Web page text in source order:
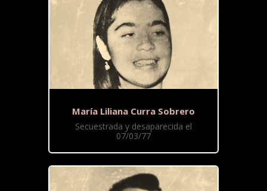
María Liliana Curra Sobrero
Secuestrada y desaparecida el
07/03/77